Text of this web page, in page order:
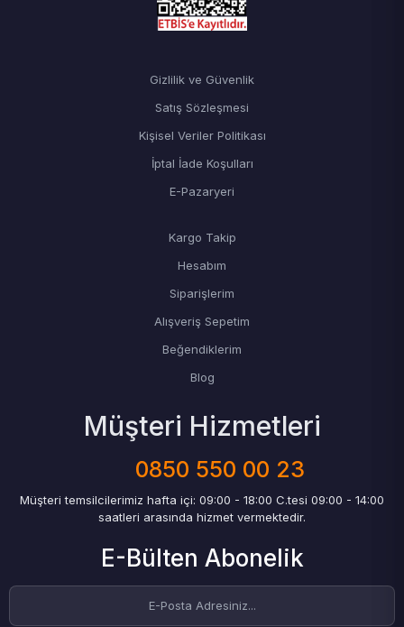
Gizlilik ve Güvenlik
Satış Sözleşmesi
Kişisel Veriler Politikası
İptal İade Koşulları
E-Pazaryeri
Kargo Takip
Hesabım
Siparişlerim
Alışveriş Sepetim
Beğendiklerim
Blog
Müşteri Hizmetleri
0850 550 00 23
Müşteri temsilcilerimiz hafta içi: 09:00 - 18:00 C.tesi 09:00 - 14:00
saatleri arasında hizmet vermektedir.
E-Bülten Abonelik